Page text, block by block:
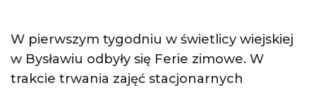
W pierwszym tygodniu w świetlicy wiejskiej
w Bysławiu odbyły się Ferie zimowe. W
trakcie trwania zajęć stacjonarnych